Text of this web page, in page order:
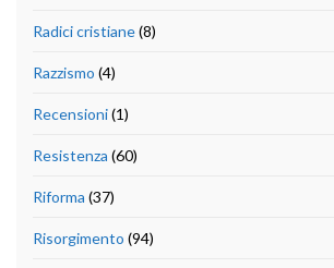
Radici cristiane(8)
Razzismo (4)
Recensioni(1)
Resistenza (60)
Riforma (37)
Risorgimento (94)